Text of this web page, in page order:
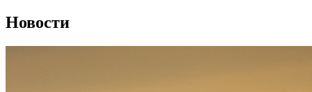
Новости